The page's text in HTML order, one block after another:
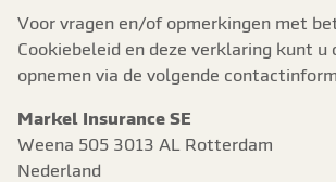
Voor vragen en/of opmerkingen met
Cookiebeleid en deze verklaring kunt u
opnemen via de volgende
Markel Insurance SE
Weena 505 3013 AL Rotterdam
Nederland